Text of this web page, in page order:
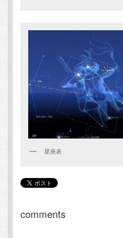
星座表
comments